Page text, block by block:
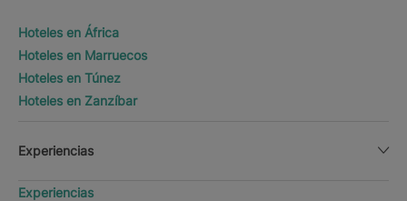
Hoteles en África
Hoteles en Marruecos
Hoteles en Túnez
Hoteles en Zanzíbar
Experiencias
Experiencias